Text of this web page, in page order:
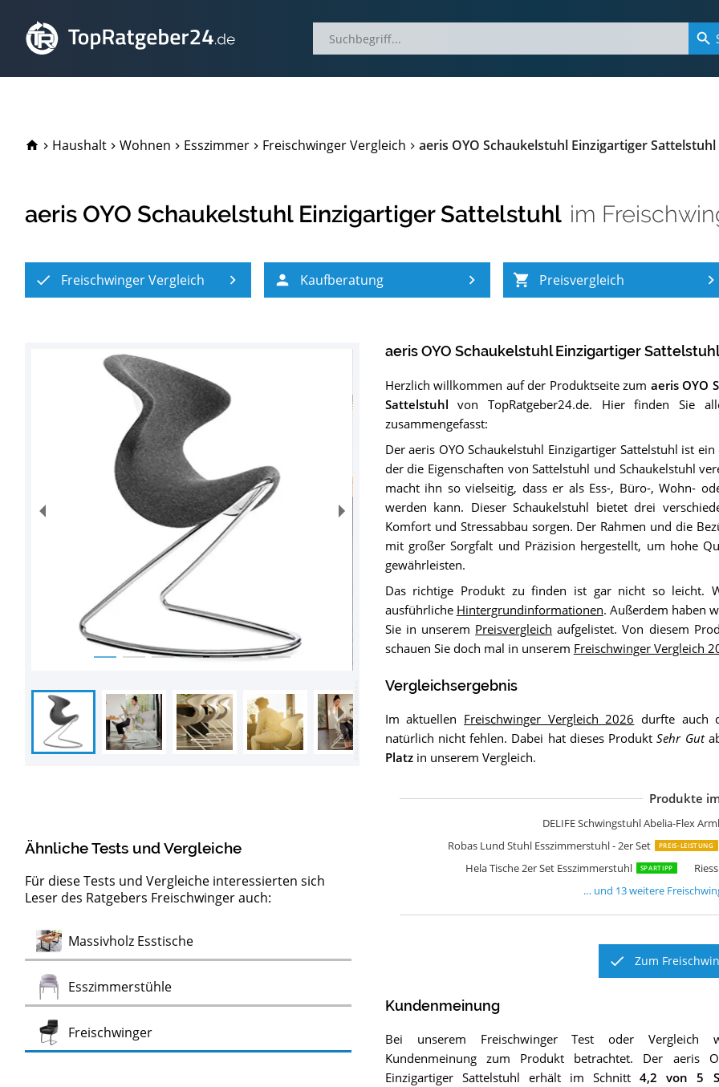
TopRatgeber24.de
Haushalt Wohnen Esszimmer Freischwinger Vergleich aeris OYO Schaukelstuhl Einzigartiger Sattelstuhl
aeris OYO Schaukelstuhl Einzigartiger Sattelstuhl im
Freischwinger Vergleich Kaufberatung Preisvergleich
Ähnliche Tests und Vergleiche
Für diese Tests und Vergleiche interessierten sich
Leser des Ratgebers Freischwinger auch:
Massivholz EsstischeTest
EsszimmerstühleTest
FreischwingerTest
aeris OYO Schaukelstuhl Einzigartiger Sattelstuhl
Herzlich willkommen auf der Produktseite zum aeris OYO
Sattelstuhl von TopRatgeber24.de. Hier finden Sie
zusammengefasst:
Der aeris OYO Schaukelstuhl Einzigartiger Sattelstuhl ist
der die Eigenschaften von Sattelstuhl und Schaukelstuhl
macht ihn so vielseitig, dass er als Ess-, Büro-, Wohn-
werden kann. Dieser Schaukelstuhl bietet drei
Komfort und Stressabbau sorgen. Der Rahmen und die
mit großer Sorgfalt und Präzision hergestellt, um hohe
gewährleisten.
Das richtige Produkt zu finden ist gar nicht so leicht.
ausführliche Hintergrundinformationen. Außerdem haben
Sie in unserem Preisvergleich aufgelistet. Von diesem
schauen Sie doch mal in unserem Freischwinger Vergleich
Vergleichsergebnis
Im aktuellen Freischwinger Vergleich 2026 durfte auch
natürlich nicht fehlen. Dabei hat dieses ProduktSehr Gut
Platzin unserem Vergleich.
Produkte
DELIFE Schwingstuhl Abelia-Flex
Robas Lund Stuhl Esszimmerstuhl - 2er Set PREIS-LEISTUNG
Hela Tische 2er Set Esszimmerstuhl
SPARTIPP
… und 13weitere
Zum
Kundenmeinung
Bei unserem FreischwingerTest oder Vergleich
Kundenmeinung zum Produkt betrachtet.
Der
aeris
Einzigartiger Sattelstuhl erhält im Schnitt4,2 von 5